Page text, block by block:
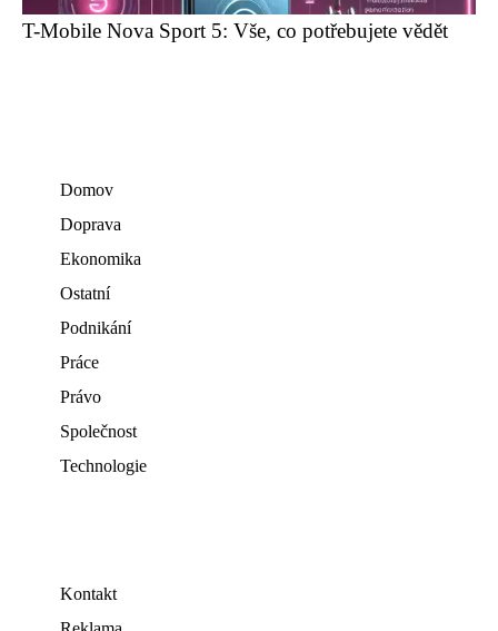
T-Mobile Nova Sport 5: Vše, co potřebujete vědět
Domov
Doprava
Ekonomika
Ostatní
Podnikání
Práce
Právo
Společnost
Technologie
Kontakt